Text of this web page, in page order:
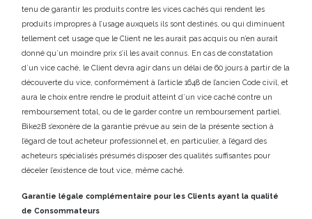
tenu de garantir les produits contre les vices cachés qui rendent les
produits impropres à l’usage auxquels ils sont destinés, ou qui diminuent
tellement cet usage que le Client ne les aurait pas acquis ou n’en aurait
donné qu’un moindre prix s’il les avait connus. En cas de constatation
d’un vice caché, le Client devra agir dans un délai de 60 jours à partir de la
découverte du vice, conformément à l’article 1648 de l’ancien Code civil, et
aura le choix entre rendre le produit atteint d’un vice caché contre un
remboursement total, ou de le garder contre un remboursement partiel.
Bike2B s’exonère de la garantie prévue au sein de la présente section à
l’égard de tout acheteur professionnel et, en particulier, à l’égard des
acheteurs spécialisés présumés disposer des qualités suffisantes pour
déceler l’existence de tout vice, même caché.
Garantie légale complémentaire pour les Clients ayant la qualité
de Consommateurs